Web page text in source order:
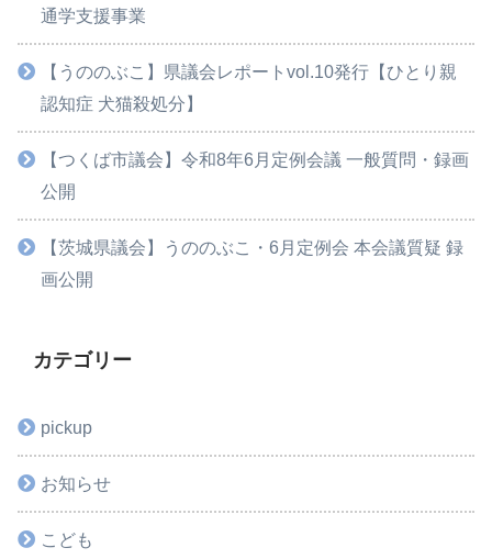
通学支援事業
【うののぶこ】県議会レポートvol.10発行【ひとり親
認知症 犬猫殺処分】
【つくば市議会】令和8年6月定例会議 一般質問・録画
公開
【茨城県議会】うののぶこ・6月定例会 本会議質疑 録
画公開
カテゴリー
pickup
お知らせ
こども